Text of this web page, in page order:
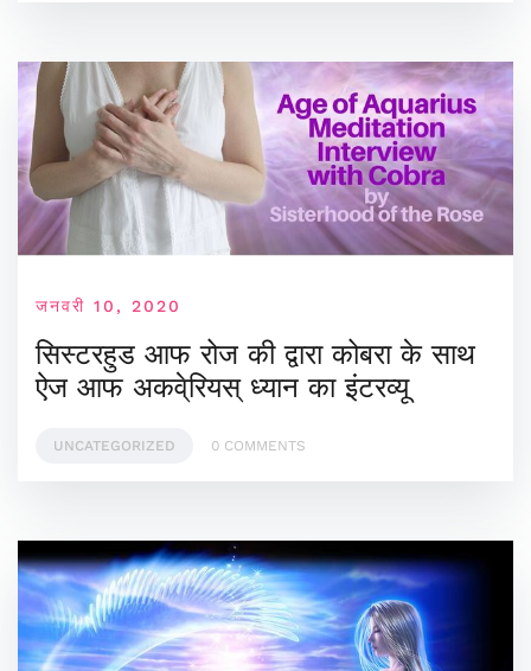
जनवरी 10, 2020
सिस्टरहुड आफ रोज की द्वारा कोबरा के साथ
ऐज आफ अकवे्रियस् ध्यान का इंटरव्यू
UNCATEGORIZED 0 COMMENTS